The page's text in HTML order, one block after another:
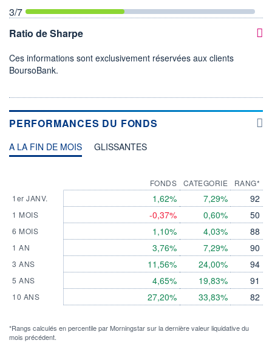
3/7
Ratio de Sharpe
Ces informations sont exclusivement réservées aux clients
BoursoBank.
PERFORMANCES DU FONDS
A LA FIN DE MOIS GLISSANTES
1er JANV.
1 MOIS
6 MOIS
1 AN
3 ANS
5 ANS
10 ANS
FONDS
1,62%
-0,37%
1,10%
3,76%
11,56%
4,65%
27,20%
CATEGORIE
7,29%
0,60%
4,03%
7,29%
24,00%
19,83%
33,83%
RANG*
92
50
88
90
94
91
82
*Rangs calculés en percentile par Morningstar sur la dernière valeur liquidative du
mois précédent.